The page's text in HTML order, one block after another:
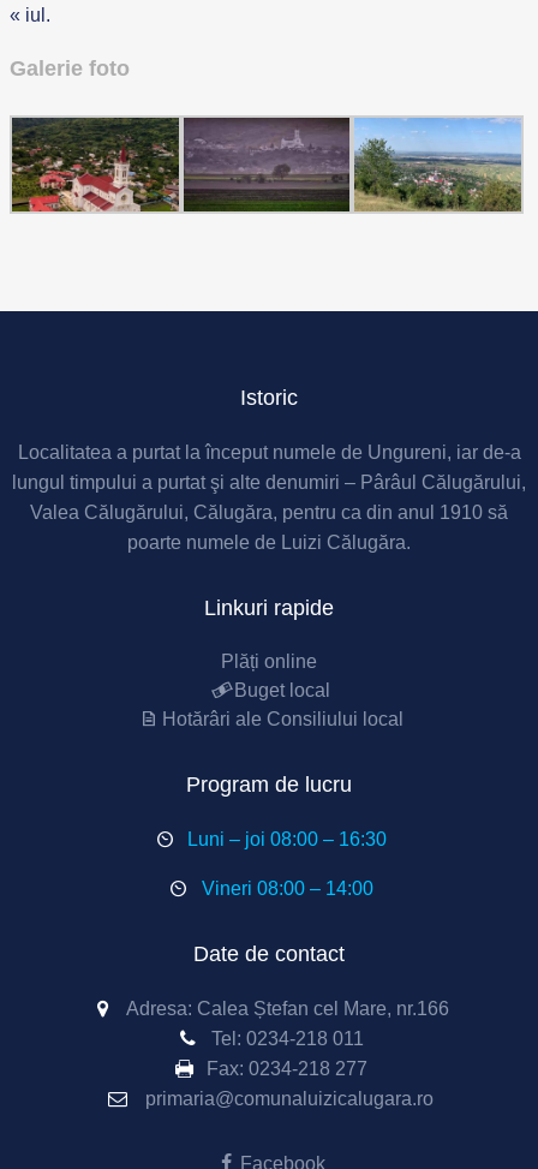
« iul.
Galerie foto
Istoric
Localitatea a purtat la început numele de Ungureni, iar de-a
lungul timpului a purtat şi alte denumiri – Pârâul Călugărului,
Valea Călugărului, Călugăra, pentru ca din anul 1910 să
poarte numele de Luizi Călugăra.
Linkuri rapide
Plăți online
Buget local
Hotărâri ale Consiliului local
Program de lucru
Luni – joi 08:00 – 16:30
Vineri 08:00 – 14:00
Date de contact
Adresa: Calea Ștefan cel Mare, nr.166
Tel: 0234-218 011
Fax: 0234-218 277
primaria@comunaluizicalugara.ro
Facebook